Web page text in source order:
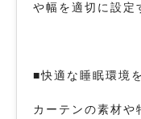
や幅を適切に設定
■快適な睡眠環境
カーテンの素材や